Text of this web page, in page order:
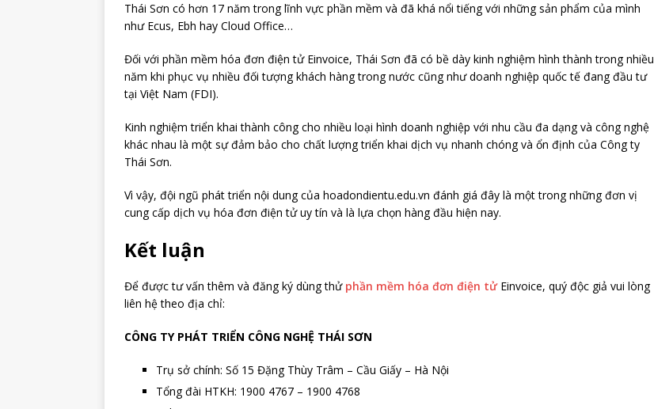
Thái Sơn có hơn 17 năm trong lĩnh vực phần mềm và đã khá nổi tiếng với những sản phẩm của mình
như Ecus, Ebh hay Cloud Office…
Đối với phần mềm hóa đơn điện tử Einvoice, Thái Sơn đã có bề dày kinh nghiệm hình thành trong nhiều
năm khi phục vụ nhiều đối tượng khách hàng trong nước cũng như doanh nghiệp quốc tế đang đầu tư
tại Việt Nam (FDI).
Kinh nghiệm triển khai thành công cho nhiều loại hình doanh nghiệp với nhu cầu đa dạng và công nghệ
khác nhau là một sự đảm bảo cho chất lượng triển khai dịch vụ nhanh chóng và ổn định của Công ty
Thái Sơn.
Vì vậy, đội ngũ phát triển nội dung của hoadondientu.edu.vn đánh giá đây là một trong những đơn vị
cung cấp dịch vụ hóa đơn điện tử uy tín và là lựa chọn hàng đầu hiện nay.
Kết luận
Để được tư vấn thêm và đăng ký dùng thử phần mềm hóa đơn điện tửEinvoice, quý độc giả vui lòng
liên hệ theo địa chỉ:
CÔNG TY PHÁT TRIỂN CÔNG NGHỆ THÁI SƠN
Trụ sở chính: Số 15 Đặng Thùy Trâm – Cầu Giấy – Hà Nội
Tổng đài HTKH: 1900 4767 – 1900 4768